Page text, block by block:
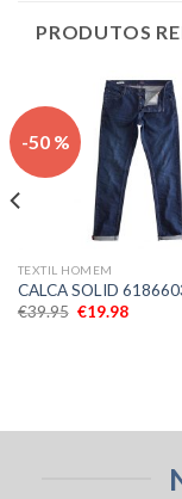
PRODUTOS
-50 %
TEXTIL HOMEM
CALCA SOLID
€39.95 €19.98